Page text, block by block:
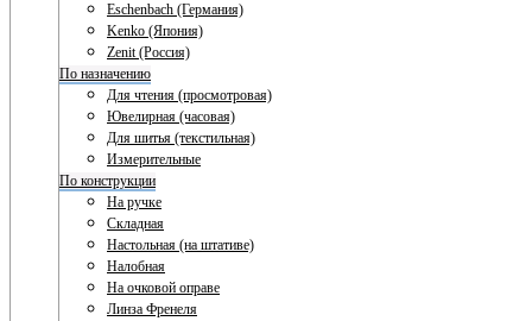
Eschenbach (Германия)
Kenko (Япония)
Zenit (Россия)
По назначению
Для чтения (просмотровая)
Ювелирная (часовая)
Для шитья (текстильная)
Измерительные
По конструкции
На ручке
Складная
Настольная (на штативе)
Налобная
На очковой оправе
Линза Френеля